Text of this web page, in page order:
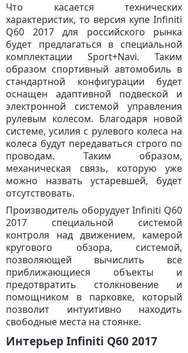
Что касается технических
характеристик, то версия купе Infiniti
Q60 2017 для российского рынка
будет предлагаться в специальной
комплектации Sport+Navi. Таким
образом спортивный автомобиль в
стандартной конфигурации будет
оснащен адаптивной подвеской и
электронной системой управления
рулевым колесом. Благодаря новой
системе, усилия с рулевого колеса на
колеса будут передаваться строго по
проводам. Таким образом,
механическая связь, которую уже
можно назвать устаревшей, будет
отсутствовать.
Производитель оборудует Infiniti Q60
2017 специальной системой
контроля над движением, камерой
кругового обзора, системой,
позволяющей вычислить все
приближающиеся объекты и
предотвратить столкновение и
помощником в парковке, который
позволит интуитивно находить
свободные места на стоянке.
Интерьер Infiniti Q60 2017